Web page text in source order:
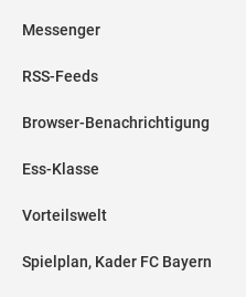
Messenger
RSS-Feeds
Browser-Benachrichtigung
Ess-Klasse
Vorteilswelt
Spielplan, Kader FC Bayern